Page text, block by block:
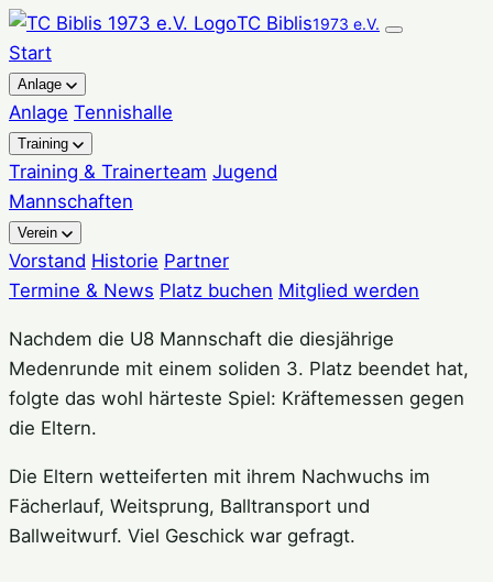
Zum
Inhalt
springen
TC Biblis1973 e.V.
Start
Anlage
Anlage Tennishalle
Training
Training & Trainerteam Jugend
Mannschaften
Verein
Vorstand Historie Partner
Termine & News Platz buchen Mitglied werden
Nachdem die U8 Mannschaft die diesjährige
Medenrunde mit einem soliden 3. Platz beendet hat,
folgte das wohl härteste Spiel: Kräftemessen gegen
die Eltern.
Die Eltern wetteiferten mit ihrem Nachwuchs im
Fächerlauf, Weitsprung, Balltransport und
Ballweitwurf. Viel Geschick war gefragt.